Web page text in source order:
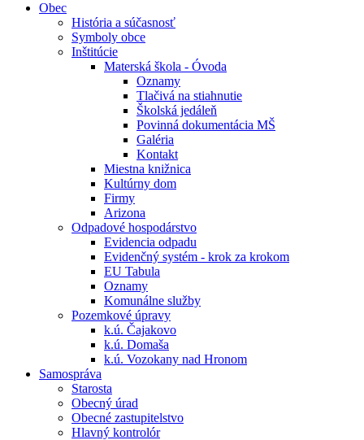
Obec
História a súčasnosť
Symboly obce
Inštitúcie
Materská škola - Óvoda
Oznamy
Tlačivá na stiahnutie
Školská jedáleň
Povinná dokumentácia MŠ
Galéria
Kontakt
Miestna knižnica
Kultúrny dom
Firmy
Arizona
Odpadové hospodárstvo
Evidencia odpadu
Evidenčný systém - krok za krokom
EU Tabula
Oznamy
Komunálne služby
Pozemkové úpravy
k.ú. Čajakovo
k.ú. Domaša
k.ú. Vozokany nad Hronom
Samospráva
Starosta
Obecný úrad
Obecné zastupitelstvo
Hlavný kontrolór